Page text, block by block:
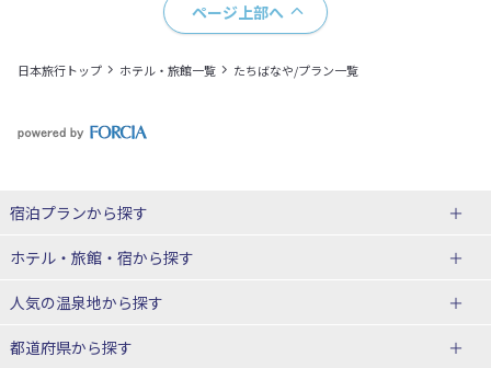
ページ上部へ
日本旅行トップ ホテル・旅館一覧 たちばなや/プラン一覧
宿泊プランから探す
北海道
東北
青森県
ホテル・旅館・宿から探す
北海道ホテル・旅館
人気の温泉地から探す
北海道
都道府県から探す